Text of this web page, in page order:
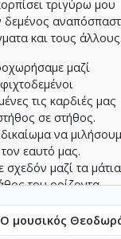
τριγύρω μου
δεμένος
και τους άλλους.
μαζί
τις καρδιές μας
σε στήθος.
να
εαυτό μας.
σχεδόν μαζί τα
του ορίζοντα
διανύσει
μουσικός